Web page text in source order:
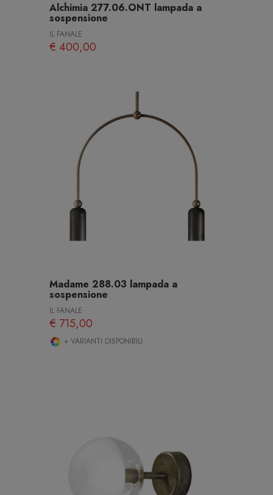
Alchimia 277.06.ONT lampada a
sospensione
IL FANALE
€ 400,00
Madame 288.03 lampada a
sospensione
IL FANALE
€ 715,00
+ VARIANTI DISPONIBILI